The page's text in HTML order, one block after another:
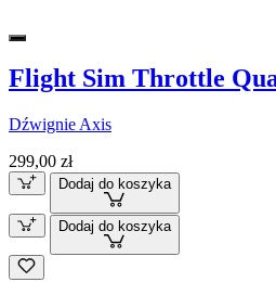
Flight Sim Throttle
Dźwignie Axis
299,00 zł
Dodaj do koszyka
Dodaj do koszyka